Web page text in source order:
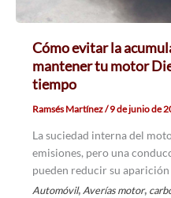
Cómo evitar la
mantener tu motor
tiempo
Ramsés Martínez/9 de junio de
La suciedad interna del
emisiones, pero una
pueden reducir su aparición
Automóvil,Averías motor,